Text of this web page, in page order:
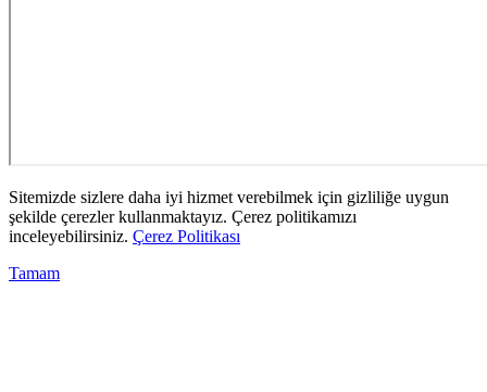
Sitemizde sizlere daha iyi hizmet verebilmek için gizliliğe uygun
şekilde çerezler kullanmaktayız. Çerez politikamızı
inceleyebilirsiniz. Çerez Politikası
Tamam